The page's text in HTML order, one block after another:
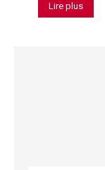
Lire plus